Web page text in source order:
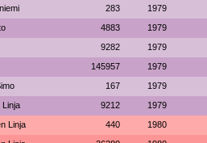
283 1979
4883 1979
9282 1979
145957 1979
167 1979
Linja 9212 1979
Linja 440 1980